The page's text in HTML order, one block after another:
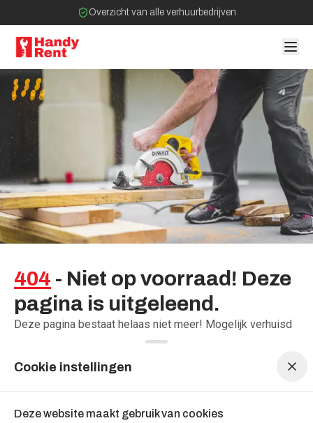
Overzicht van alle verhuurbedrijven
Geen tussenpartijen bij verhuurovereenkomst
404 - Niet opvoorraad! Deze
pagina is uitgeleend.
Deze pagina bestaat helaas niet meer! Mogelijk verhuisd
of verdwenen, of misschien een tikfout gemaakt? Hoe dan
Cookie instellingen
Deze website maakt gebruik van cookies